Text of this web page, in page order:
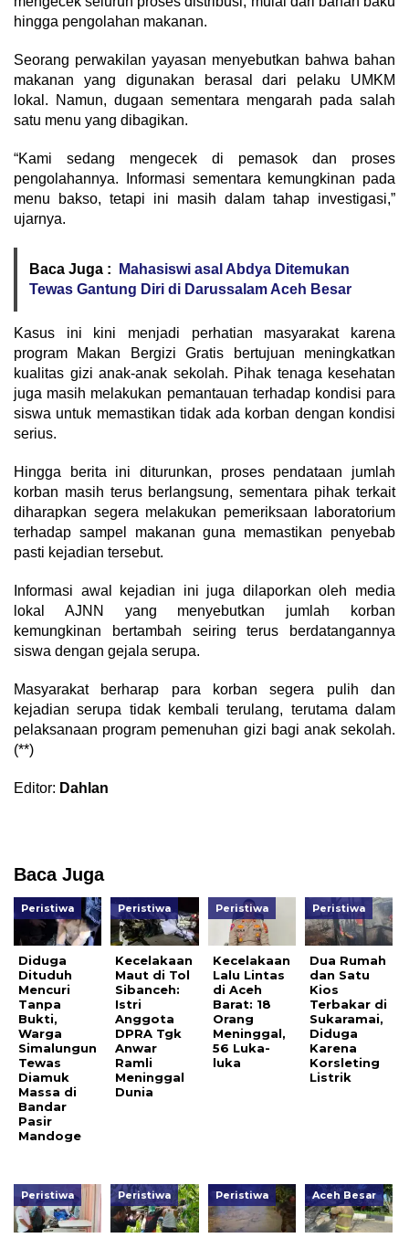
hingga pengolahan makanan.
Seorang perwakilan yayasan menyebutkan bahwa bahan
makanan yang digunakan berasal dari pelaku UMKM
lokal. Namun, dugaan sementara mengarah pada salah
satu menu yang dibagikan.
“Kami sedang mengecek di pemasok dan proses
pengolahannya. Informasi sementara kemungkinan pada
menu bakso, tetapi ini masih dalam tahap investigasi,”
ujarnya.
Baca Juga :
Mahasiswi asal Abdya Ditemukan
Tewas Gantung Diri di Darussalam Aceh Besar
Kasus ini kini menjadi perhatian masyarakat karena
program Makan Bergizi Gratis bertujuan meningkatkan
kualitas gizi anak-anak sekolah. Pihak tenaga kesehatan
juga masih melakukan pemantauan terhadap kondisi para
siswa untuk memastikan tidak ada korban dengan kondisi
serius.
Hingga berita ini diturunkan, proses pendataan jumlah
korban masih terus berlangsung, sementara pihak terkait
diharapkan segera melakukan pemeriksaan laboratorium
terhadap sampel makanan guna memastikan penyebab
pasti kejadian tersebut.
Informasi awal kejadian ini juga dilaporkan oleh media
lokal AJNN yang menyebutkan jumlah korban
kemungkinan bertambah seiring terus berdatangannya
siswa dengan gejala serupa.
Masyarakat berharap para korban segera pulih dan
kejadian serupa tidak kembali terulang, terutama dalam
pelaksanaan program pemenuhan gizi bagi anak sekolah.
(**)
Editor: Dahlan
Baca Juga
Peristiwa
Diduga
Dituduh
Mencuri
Tanpa
Bukti,
Warga
Simalungun
Tewas
Diamuk
Massa di
Bandar
Pasir
Mandoge
Peristiwa
Kecelakaan
Maut di Tol
Sibanceh:
Istri
Anggota
DPRA Tgk
Anwar
Ramli
Meninggal
Dunia
Peristiwa
Kecelakaan
Lalu Lintas
di Aceh
Barat: 18
Orang
Meninggal,
56 Luka-
luka
Peristiwa
Dua Rumah
dan Satu
Kios
Terbakar di
Sukaramai,
Diduga
Karena
Korsleting
Listrik
Peristiwa Peristiwa Peristiwa Aceh Besar